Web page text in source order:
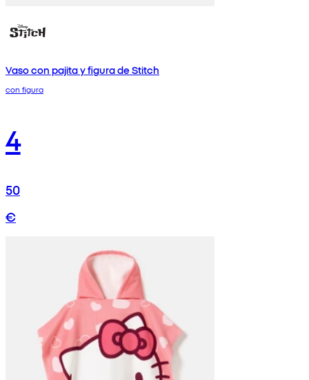
Vaso con pajita y figura de Stitch
con figura
4
50
€